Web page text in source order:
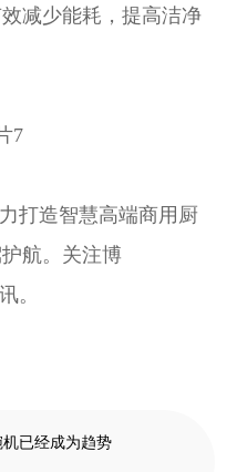
减少能耗，提高洁净
打造智慧高端商用厨
航。关注博
。
已经成为趋势